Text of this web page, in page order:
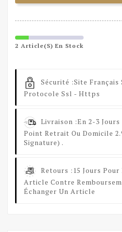
2 Article(s) En Stock
Sécurité :Site Français
Protocole Ssl - Https
Livraison :En 2-3
Point Retrait Ou Domicile
Signature) .
Retours : 15 Jours
Article Contre
Échanger Un Article